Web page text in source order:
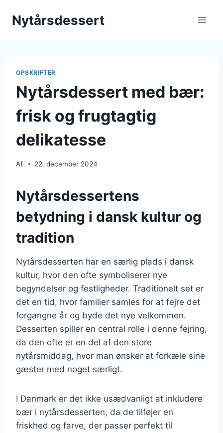
Nytårsdessert
OPSKRIFTER
Nytårsdessert med bær:
frisk og frugtagtig
delikatesse
Af 22. december 2024
Nytårsdessertens
betydning i dansk kultur og
tradition
Nytårsdesserten har en særlig plads i dansk
kultur, hvor den ofte symboliserer nye
begyndelser og festligheder. Traditionelt set er
det en tid, hvor familier samles for at fejre det
forgangne år og byde det nye velkommen.
Desserten spiller en central rolle i denne fejring,
da den ofte er en del af den store
nytårsmiddag, hvor man ønsker at forkæle sine
gæster med noget særligt.
I Danmark er det ikke usædvanligt at inkludere
bær i nytårsdesserten, da de tilføjer en
friskhed og farve, der passer perfekt til